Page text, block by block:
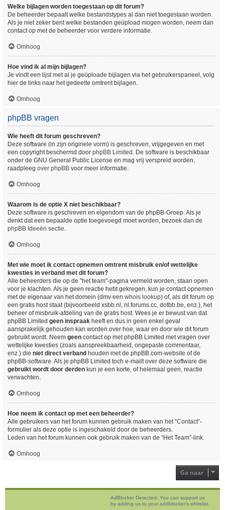
Welke bijlagen worden toegestaan op dit forum?
De beheerder bepaalt welke bestandstypes al dan niet toegestaan worden.
Als je niet zeker bent welke bestanden geüpload mogen worden, neem dan
contact op met de beheerder voor verdere informatie.
Omhoog
Hoe vind ik al mijn bijlagen?
Je vindt een lijst met al je geüploade bijlagen via het gebruikerspaneel, volg
hier de links naar het gedeelte omtrent bijlagen.
Omhoog
phpBB vragen
Wie heeft dit forum geschreven?
Deze software (in zijn originele vorm) is geschreven, vrijgegeven en met
een copyright beschermd door phpBB Limited . De software is beschikbaar
onder de GNU General Public License en mag vrij verspreid worden,
raadpleeg over phpBB voor meer informatie.
Omhoog
Waarom is de optie X niet beschikbaar?
Deze software is geschreven en eigendom van de phpBB-Groep. Als je
denkt dat een bepaalde optie toegevoegd moet worden, bezoek dan de
phpBB Ideeën sectie.
Omhoog
Met wie moet ik contact opnemen omtrent misbruik en/of wettelijke
kwesties in verband met dit forum?
Alle beheerders die op de "het team"-pagina vermeld worden, staan open
voor je klachten. Als je geen reactie hebt gekregen, kun je contact opnemen
met de eigenaar van het domein (dmv een whois lookup) of, als dit forum op
een gratis host staat (bijvoorbeeld xsbb.nl, nl.forums.cc, dotbb.be, enz.), het
beheer of misbruik-afdeling van de gratis host. Wees je er bewust van dat
phpBB Limited geen inspraak heeft en dus in geen enkel geval
aansprakelijk gehouden kan worden over hoe, waar en door wie dit forum
gebruikt wordt. Neem geen contact op met phpBB Limited met vragen over
wettelijke kwesties (zoals aanspreekbaarheid, ongepaste commentaar,
enz.) die niet direct verband houden met de phpBB.com-website of de
phpBB-software. Als je phpBB Limited toch e-mailt over deze software die
gebruikt wordt door derden kun je een korte, of helemaal geen, reactie
verwachten.
Omhoog
Hoe neem ik contact op met een beheerder?
Alle gebruikers van het forum kunnen gebruik maken van het “Contact”-
formulier als deze optie is ingeschakeld door de beheerders.
Leden van het forum kunnen ook gebruik maken van de “Het Team”-link.
Omhoog
Ga naar
AdBlocker Detected. You can support us
by adding us to your addblocker's whitelist.